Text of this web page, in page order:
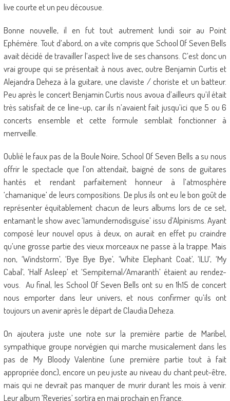
live courte et un peu décousue.
Bonne nouvelle, il en fut tout autrement lundi soir au Point
Ephémère. Tout d’abord, on a vite compris que School Of Seven Bells
avait décidé de travailler l’aspect live de ses chansons. C’est donc un
vrai groupe qui se présentait à nous avec, outre Benjamin Curtis et
Alejandra Deheza à la guitare, une claviste / choriste et un batteur.
Peu après le concert Benjamin Curtis nous avoua d’ailleurs qu’il était
très satisfait de ce line-up, car ils n’avaient fait jusqu’ici que 5 ou 6
concerts ensemble et cette formule semblait fonctionner à
merrveille.
Oublié le faux pas de la Boule Noire, School Of Seven Bells a su nous
offrir le spectacle que l’on attendait, baigné de sons de guitares
hantés et rendant parfaitement honneur à l’atmosphère
‘chamanique’ de leurs compositions. De plus ils ont eu le bon goût de
représenter équitablement chacun de leurs albums lors de ce set,
entamant le show avec ‘Iamundernodisguise’ issu d’Alpinisms. Ayant
composé leur nouvel opus à deux, on aurait en effet pu craindre
qu’une grosse partie des vieux morceaux ne passe à la trappe. Mais
non, ‘Windstorm’, ‘Bye Bye Bye’, ‘White Elephant Coat’, ‘ILU’, ‘My
Cabal’, ‘Half Asleep’ et ‘Sempiternal/Amaranth’ étaient au rendez-
vous. Au final, les School Of Seven Bells ont su en 1h15 de concert
nous emporter dans leur univers, et nous confirmer qu’ils ont
toujours un avenir après le départ de Claudia Deheza.
On ajoutera juste une note sur la première partie de Maribel,
sympathique groupe norvégien qui marche musicalement dans les
pas de My Bloody Valentine (une première partie tout à fait
appropriée donc), encore un peu juste au niveau du chant peut-être,
mais qui ne devrait pas manquer de murir durant les mois à venir.
Leur album ‘Reveries’ sortira en mai prochain en France.